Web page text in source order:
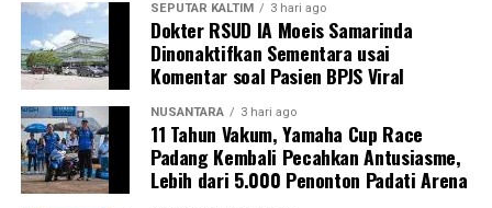
SEPUTAR KALTIM 3 hari ago
Dokter RSUD IA Moeis Samarinda
Dinonaktifkan Sementara usai
Komentar soal Pasien BPJS Viral
NUSANTARA 3 hari ago
11 Tahun Vakum, Yamaha Cup Race
Padang Kembali Pecahkan Antusiasme,
Lebih dari 5.000 Penonton Padati Arena